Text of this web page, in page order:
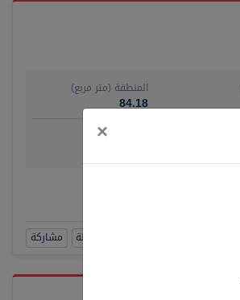
المنطقة (متر مربع)
84.18
أضف إلى المفضلة مشاركة
×